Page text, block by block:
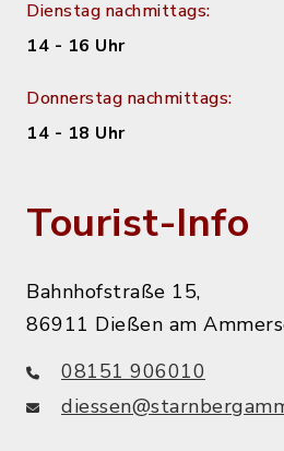
Dienstag nachmittags:
14 - 16 Uhr
Donnerstag nachmittags:
14 - 18 Uhr
Tourist-Info
Bahnhofstraße 15,
86911 Dießen am
08151 906010